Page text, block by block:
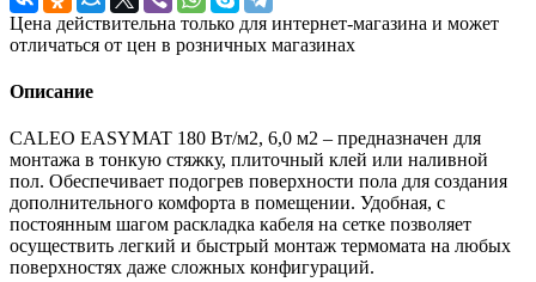
Цена действительна только для интернет-магазина и может
отличаться от цен в розничных магазинах
Описание
CALEO EASYMAT 180 Вт/м2, 6,0 м2 – предназначен для
монтажа в тонкую стяжку, плиточный клей или наливной
пол. Обеспечивает подогрев поверхности пола для создания
дополнительного комфорта в помещении. Удобная, с
постоянным шагом раскладка кабеля на сетке позволяет
осуществить легкий и быстрый монтаж термомата на любых
поверхностях даже сложных конфигураций.